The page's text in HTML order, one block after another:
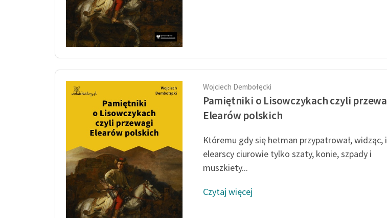
Wojciech Dembołęcki
Pamiętniki o Lisowczykach czyli
Elearów polskich
Któremu gdy się hetman przypatrował, widząc,
elearscy ciurowie tylko szaty, konie, szpady i
muszkiety...
Czytaj więcej